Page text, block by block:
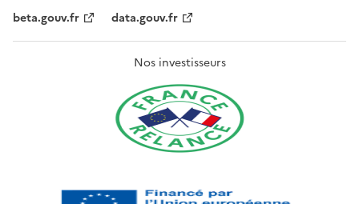
beta.gouv.fr
data.gouv.fr
Nos investisseurs